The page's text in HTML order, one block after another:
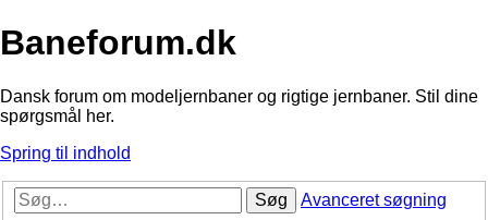
Baneforum.dk
Dansk forum om modeljernbaner og rigtige jernbaner. Stil dine
spørgsmål her.
Spring til indhold
Søg Avanceret søgning